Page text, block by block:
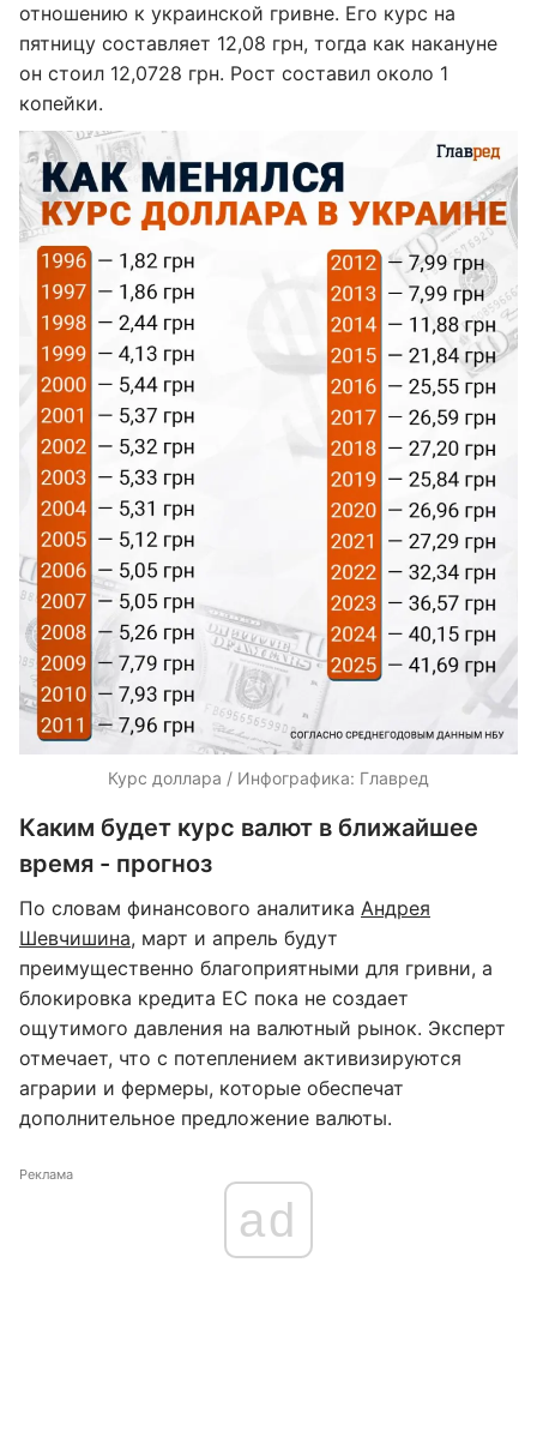
отношению к украинской гривне. Его курс на
пятницу составляет 12,08 грн, тогда как накануне
он стоил 12,0728 грн. Рост составил около 1
копейки.
Курс доллара / Инфографика: Главред
Каким будет курс валют в ближайшее
время - прогноз
По словам финансового аналитика Андрея
Шевчишина, март и апрель будут
преимущественно благоприятными для гривни, а
блокировка кредита ЕС пока не создает
ощутимого давления на валютный рынок. Эксперт
отмечает, что с потеплением активизируются
аграрии и фермеры, которые обеспечат
дополнительное предложение валюты.
Реклама
ad